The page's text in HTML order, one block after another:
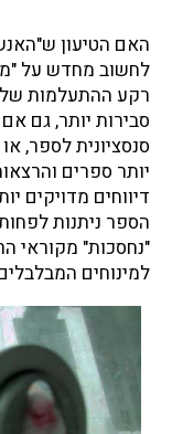
האם הטיעון
לחשוב מחדש על
רקע ההתעלמות של
סבירות יותר, גם
סנסציונית לספר,
יותר ספרים
דיווחים מדויקים
הספר ניתנות
"נחסכות" מקוראי
למינוחים